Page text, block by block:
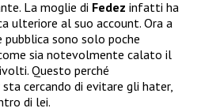
La moglie di Fedez infatti ha
ulteriore al suo account. Ora a
sono solo poche
sia notevolmente calato il
Questo perché
cercando di evitare gli hater,
di lei.